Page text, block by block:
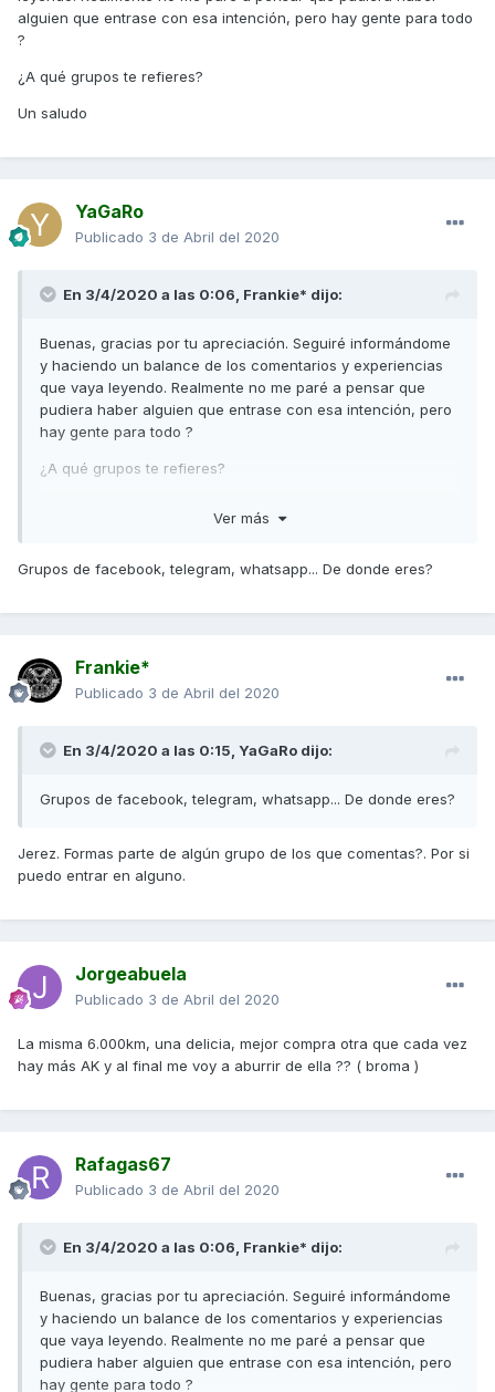
te fies de lo que escribe gente que ni conoces, ni sabes si
alguien que entrase con esa intención, pero hay gente para todo
?
¿A qué grupos te refieres?
Un saludo
YaGaRo
Publicado 3 de Abril del 2020
En 3/4/2020 a las 0:06, Frankie* dijo:
Buenas, gracias por tu apreciación. Seguiré informándome
y haciendo un balance de los comentarios y experiencias
que vaya leyendo. Realmente no me paré a pensar que
pudiera haber alguien que entrase con esa intención, pero
hay gente para todo ?
¿A qué grupos te refieres?
Ver más
Grupos de facebook, telegram, whatsapp... De donde eres?
Frankie*
Publicado 3 de Abril del 2020
En 3/4/2020 a las 0:15, YaGaRo dijo:
Grupos de facebook, telegram, whatsapp... De donde eres?
Jerez. Formas parte de algún grupo de los que comentas?. Por si
puedo entrar en alguno.
Jorgeabuela
Publicado 3 de Abril del 2020
La misma 6.000km, una delicia, mejor compra otra que cada vez
hay más AK y al final me voy a aburrir de ella ?? ( broma )
Rafagas67
Publicado 3 de Abril del 2020
En 3/4/2020 a las 0:06, Frankie* dijo:
Buenas, gracias por tu apreciación. Seguiré informándome
y haciendo un balance de los comentarios y experiencias
que vaya leyendo. Realmente no me paré a pensar que
pudiera haber alguien que entrase con esa intención, pero
hay gente para todo ?